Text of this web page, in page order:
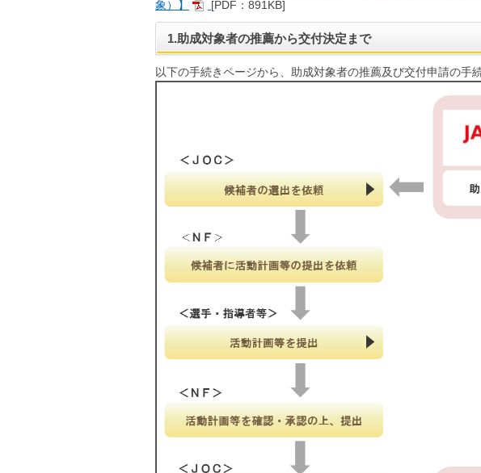
象）】
[PDF：891KB]
1.助成対象者の推薦から交付決定まで
以下の手続きページから、助成対象者の推薦及び交付申請の手